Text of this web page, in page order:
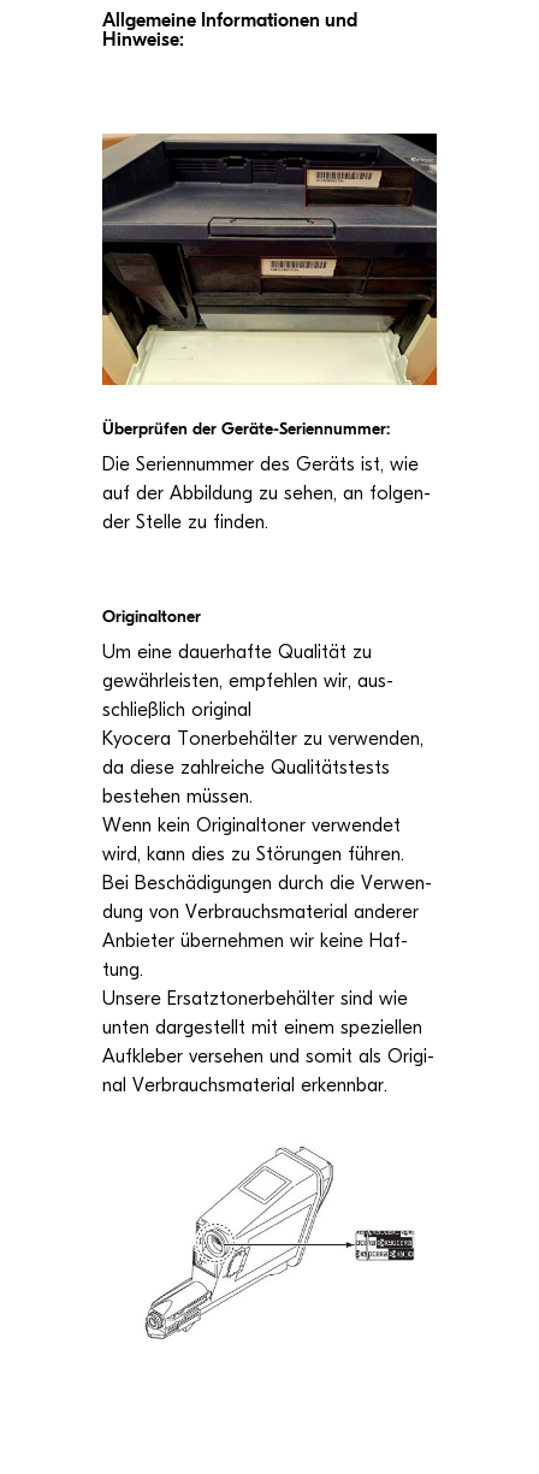
All­ge­meine Infor­ma­tio­nen und
Hinweise:
Über­prü­fen der Geräte-Seriennummer:
Die Seri­en­num­mer des Geräts ist, wie
auf der Abbil­dung zu sehen, an fol­gen­
der Stelle zu finden.
Ori­gi­nal­to­ner
Um eine dau­er­hafte Qua­li­tät zu
gewähr­leis­ten, emp­feh­len wir, aus­
schließ­lich ori­gi­nal
Kyocera Toner­be­häl­ter zu ver­wen­den,
da diese zahl­rei­che Qua­li­täts­tests
bestehen müs­sen.
Wenn kein Ori­gi­nal­to­ner ver­wen­det
wird, kann dies zu Stö­run­gen füh­ren.
Bei Beschä­di­gun­gen durch die Ver­wen­
dung von Ver­brauchs­ma­te­rial ande­rer
Anbie­ter über­neh­men wir keine Haf­
tung.
Unsere Ersatz­to­ner­be­häl­ter sind wie
unten dar­ge­stellt mit einem spe­zi­el­len
Auf­kle­ber ver­se­hen und somit als Ori­gi­
nal Ver­brauchs­ma­te­rial erkennbar.